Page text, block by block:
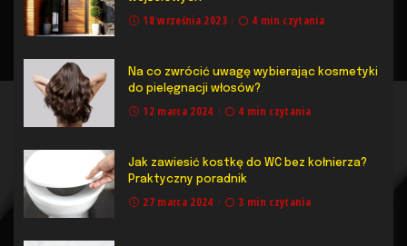
18 września 2023 4 min czytania
Na co zwrócić uwagę wybierając kosmetyki
do pielęgnacji włosów?
12 marca 2024 4 min czytania
Jak zawiesić kostkę do WC bez kołnierza?
Praktyczny poradnik
27 marca 2024 3 min czytania